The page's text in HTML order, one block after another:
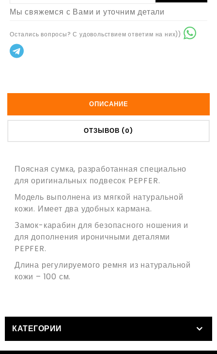
Мы свяжемся с Вами и уточним детали
Остались вопросы? С удовольствием ответим на них))
ОПИСАНИЕ
ОТЗЫВОВ (0)
Поясная сумка, разработанная специально
для оригинальных подвесок PEPFER.
Модель выполнена из мягкой натуральной
кожи. Имеет два удобных кармана.
Замок-карабин для безопасного ношения и
для дополнения ироничными деталями
PEPFER.
Длина регулируемого ремня из натуральной
кожи – 100 см.
КАТЕГОРИИ